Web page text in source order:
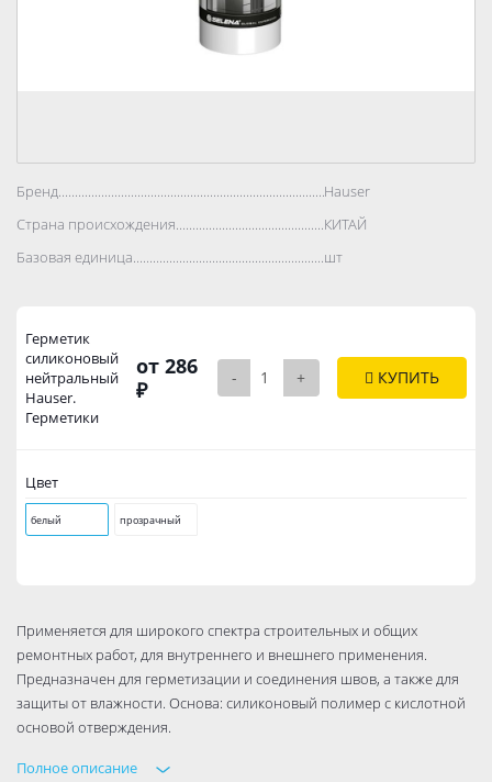
Бренд..................................................................................Hauser
Страна происхождения..................................................................................
КИТАЙ
Базовая единица..................................................................................
шт
Герметик
силиконовый
нейтральный
Hauser.
Герметики
от 286
₽
- + КУПИТЬ
Цвет
белый прозрачный
Применяется для широкого спектра строительных и общих
ремонтных работ, для внутреннего и внешнего применения.
Предназначен для герметизации и соединения швов, а также для
защиты от влажности. Основа: силиконовый полимер с кислотной
основой отверждения.
Применение:
Полное описание